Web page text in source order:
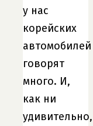
у нас
корейских
автомобилей
говорят
много. И,
как ни
удивительно,